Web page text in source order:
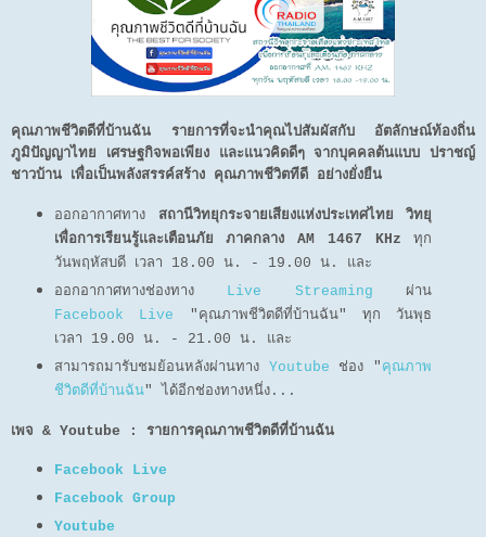
คุณภาพชีวิตดีที่บ้านฉัน รายการที่จะนำคุณไปสัมผัสกับ อัตลักษณ์ท้องถิ่น
ภูมิปัญญาไทย เศรษฐกิจพอเพียง และแนวคิดดีๆ จากบุคคลต้นแบบ ปราชญ์
ชาวบ้าน เพื่อเป็นพลังสรรค์สร้าง คุณภาพชีวิตทีดี อย่างยั่งยืน
ออกอากาศทาง สถานีวิทยุกระจายเสียงแห่งประเทศไทย วิทยุ
เพื่อการเรียนรู้และเตือนภัย ภาคกลาง AM 1467 KHz ทุก
วันพฤหัสบดี เวลา 18.00 น. - 19.00 น. และ
ออกอากาศทางช่องทาง
Live Streaming ผ่าน
Facebook Live "คุณภาพชีวิตดีที่บ้านฉัน" ทุก วันพุธ
เวลา 19.00 น. - 21.00 น. และ
สามารถมารับชมย้อนหลังผ่านทาง Youtube ช่อง " คุณภาพ
ชีวิตดีที่บ้านฉัน" ได้อีกช่องทางหนึ่ง...
เพจ & Youtube : รายการคุณภาพชีวิตดีที่บ้านฉัน
Facebook Live
Facebook Group
Youtube